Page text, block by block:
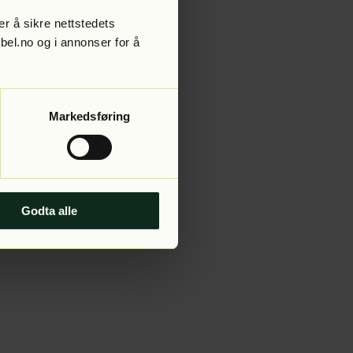
å sikre nettstedets
og i annonser for å
Markedsføring
Godta alle